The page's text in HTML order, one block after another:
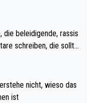
bei Archie Self letzt
Weltmeister durch
Mitchel sich das (in Ve
die beleidigende, rassis
schreiben, die sollte
mich: Luke Little
Social Media GvV p
öfters mal gegen Ric
nicht, wieso das
ist